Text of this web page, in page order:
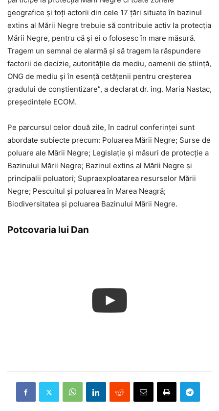
geografice și toți actorii din cele 17 țări situate în bazinul
extins al Mării Negre trebuie să contribuie activ la protecția
Mării Negre, pentru că și ei o folosesc în mare măsură.
Tragem un semnal de alarmă și să tragem la răspundere
factorii de decizie, autoritățile de mediu, oamenii de știință,
ONG de mediu şi în esenţă cetățenii pentru creșterea
gradului de conștientizare”, a declarat dr. ing. Maria Nastac,
preşedintele ECOM.
Pe parcursul celor două zile, în cadrul conferinţei sunt
abordate subiecte precum: Poluarea Mării Negre; Surse de
poluare ale Mării Negre; Legislaţie şi măsuri de protecţie a
Bazinului Mării Negre; Bazinul extins al Mării Negre și
principalii poluatori; Supraexploatarea resurselor Mării
Negre; Pescuitul și poluarea în Marea Neagră;
Biodiversitatea și poluarea Bazinului Mării Negre.
Potcovaria lui Dan